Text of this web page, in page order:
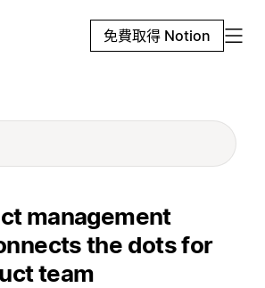
免費取得 Notion
management
the dots for
team